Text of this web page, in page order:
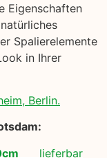
Eigenschaften
Spalierelemente
in Ihrer
Berlin.
lieferbar